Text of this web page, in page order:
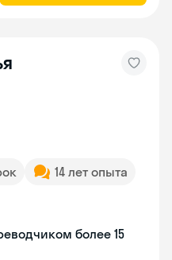
14 лет опыта
более 15